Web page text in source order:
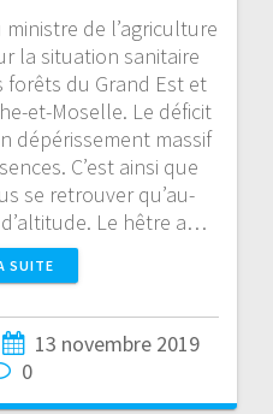
de l’agriculture
la situation sanitaire
du Grand Est et
et-Moselle. Le déficit
dépérissement massif
C’est ainsi que
se retrouver qu’au-
Le hêtre a…
SUITE
13 novembre 2019
0